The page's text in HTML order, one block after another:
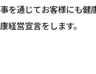
事を通じてお客様にも健
康経営宣言をします。